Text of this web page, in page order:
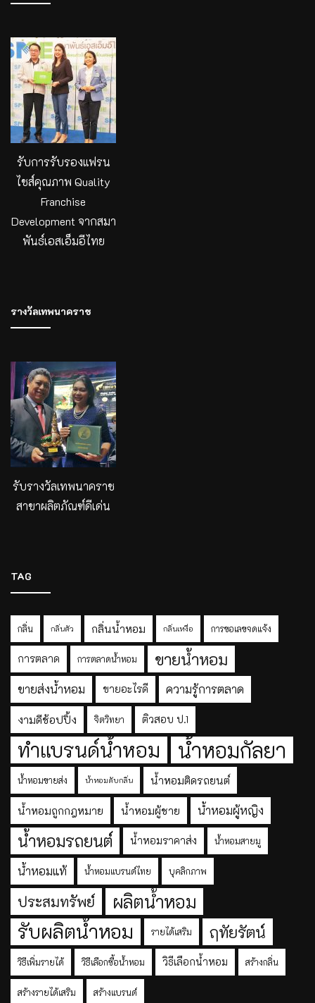
รับการรับรองแฟรน
ไชส์คุณภาพ Quality
Franchise
Development จากสมา
พันธ์เอสเอ็มอีไทย
รางวัลเทพนาคราช
รับรางวัลเทพนาคราช
สาขาผลิตภัณฑ์ดีเด่น
TAG
กลิ่น กลิ่นตัว กลิ่นน้ำหอม กลิ่นเหงื่อ การขอเลขจดแจ้ง
การตลาด การตลาดน้ำหอม ขายน้ำหอม
ขายส่งน้ำหอม ขายอะไรดี ความรู้การตลาด
งามดีช้อปปิ้ง จิตวิทยา ติวสอบ ป.1
ทำแบรนด์น้ำหอม น้ำหอมกัลยา
น้ำหอมขายส่ง น้ำหอมดับกลิ่น น้ำหอมติดรถยนต์
น้ำหอมถูกกฎหมาย น้ำหอมผู้ชาย น้ำหอมผู้หญิง
น้ำหอมรถยนต์ น้ำหอมราคาส่ง น้ำหอมสายมู
น้ำหอมแท้ น้ำหอมแบรนด์ไทย บุคลิกภาพ
ประสมทรัพย์ ผลิตน้ำหอม
รับผลิตน้ำหอม รายได้เสริม ฤทัยรัตน์
วิธีเพิ่มรายได้ วิธีเลือกซื้อน้ำหอม วิธีเลือกน้ำหอม สร้างกลิ่น
สร้างรายได้เสริม สร้างแบรนด์